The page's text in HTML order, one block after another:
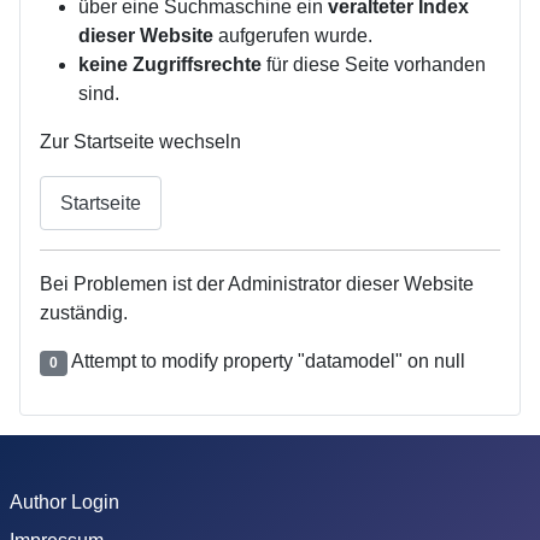
über eine Suchmaschine ein veralteter Index
dieser Website aufgerufen wurde.
keine Zugriffsrechte für diese Seite vorhanden
sind.
Zur Startseite wechseln
Startseite
Bei Problemen ist der Administrator dieser Website
zuständig.
0 Attempt to modify property "datamodel" on null
Author Login